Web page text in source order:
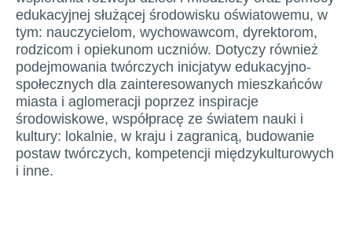
edukacyjnej służącej środowisku oświatowemu, w
tym: nauczycielom, wychowawcom, dyrektorom,
rodzicom i opiekunom uczniów. Dotyczy również
podejmowania twórczych inicjatyw edukacyjno-
społecznych dla zainteresowanych mieszkańców
miasta i aglomeracji poprzez inspiracje
środowiskowe, współpracę ze światem nauki i
kultury: lokalnie, w kraju i zagranicą, budowanie
postaw twórczych, kompetencji międzykulturowych
i inne.